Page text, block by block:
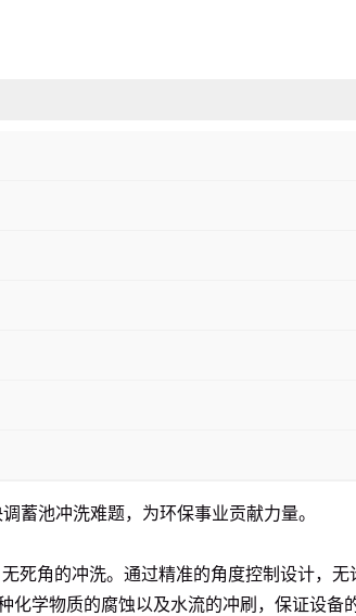
蓄池冲洗难题，为环保事业贡献力量。
角的冲洗。通过精准的角度控制设计，无
学物质的腐蚀以及水流的冲刷，保证设备